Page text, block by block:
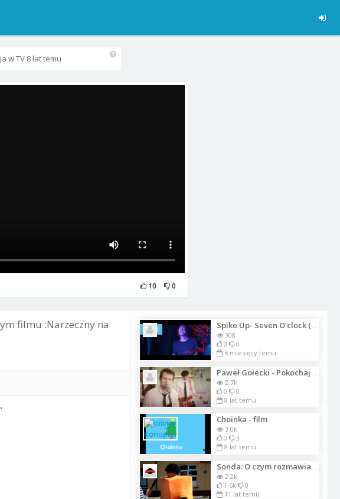
w TV 8 lat temu
10 0
filmu :Narzeczny na Szkic
Spike Up- Seven O'clock (Official Video) (3) (1)
308
0
0
6 miesięcy temu
2.7k
0
0
8 lat temu
Choinka - film
3.0k
0
3
8 lat temu
2.2k
1.6k
0
11 lat temu